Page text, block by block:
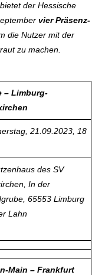
der Hessische
vier Präsenz-
die Nutzer mit der
zu machen.
– Limburg-
21.09.2023, 18
des SV
In der
65553 Limburg
Lahn
Main – Frankfurt